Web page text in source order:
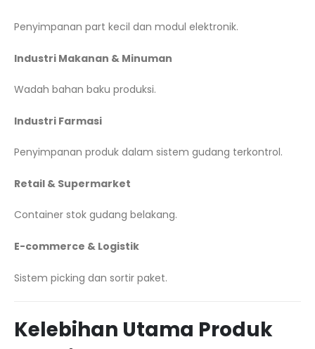
Penyimpanan part kecil dan modul elektronik.
Industri Makanan & Minuman
Wadah bahan baku produksi.
Industri Farmasi
Penyimpanan produk dalam sistem gudang terkontrol.
Retail & Supermarket
Container stok gudang belakang.
E-commerce & Logistik
Sistem picking dan sortir paket.
Kelebihan Utama Produk